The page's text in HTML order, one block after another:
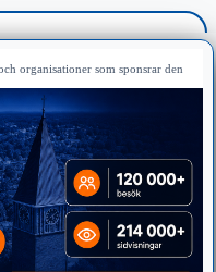
organisationer som sponsrar den